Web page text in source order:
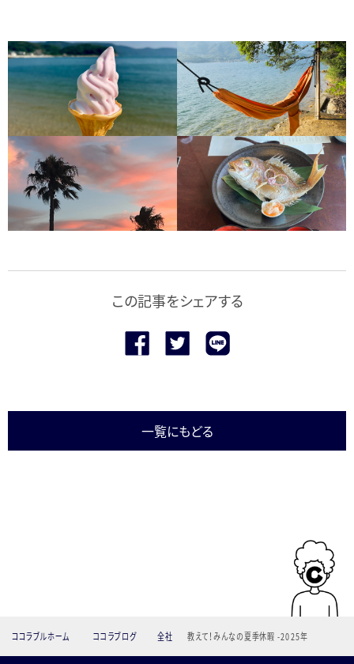
この記事をシェアする
一覧にもどる
ココラブルホーム ココラブログ 全社 教えて！みんなの夏季休暇 -2025年